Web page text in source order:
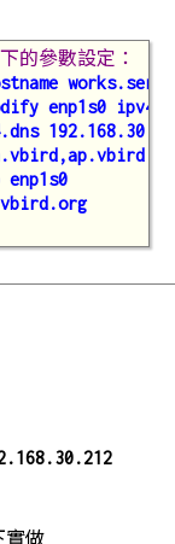
的參數設定：
enp1s0
實做